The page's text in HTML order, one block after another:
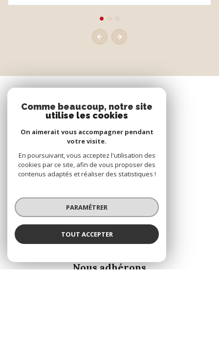
ADHÉRENTS
Nous adhérons
Comme beaucoup, notre site
utilise les cookies
On aimerait vous accompagner pendant
votre visite.
En poursuivant, vous acceptez l'utilisation des
cookies par ce site, afin de vous proposer des
contenus adaptés et réaliser des statistiques !
PARAMÉTRER
TOUT ACCEPTER